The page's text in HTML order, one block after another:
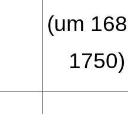
(um
1750)